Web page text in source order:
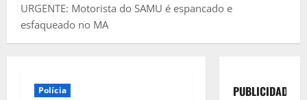
URGENTE: Motorista do SAMU é espancado e
esfaqueado no MA
Polícia PUBLICIDADE